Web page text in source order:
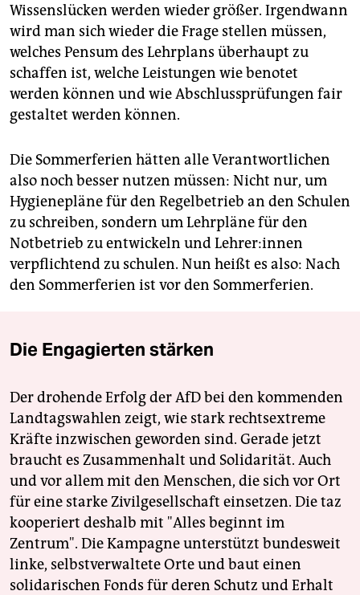
Wissenslücken werden wieder größer. Irgendwann
wird man sich wieder die Frage stellen müssen,
welches Pensum des Lehrplans überhaupt zu
schaffen ist, welche Leistungen wie benotet
werden können und wie Abschlussprüfungen fair
gestaltet werden können.
Die Sommerferien hätten alle Verantwortlichen
also noch besser nutzen müssen: Nicht nur, um
Hygienepläne für den Regelbetrieb an den Schulen
zu schreiben, sondern um Lehrpläne für den
Notbetrieb zu entwickeln und Lehrer:innen
verpflichtend zu schulen. Nun heißt es also: Nach
den Sommerferien ist vor den Sommerferien.
Die Engagierten stärken
Der drohende Erfolg der AfD bei den kommenden
Landtagswahlen zeigt, wie stark rechtsextreme
Kräfte inzwischen geworden sind. Gerade jetzt
braucht es Zusammenhalt und Solidarität. Auch
und vor allem mit den Menschen, die sich vor Ort
für eine starke Zivilgesellschaft einsetzen. Die taz
kooperiert deshalb mit "Alles beginnt im
Zentrum". Die Kampagne unterstützt bundesweit
linke, selbstverwaltete Orte und baut einen
solidarischen Fonds für deren Schutz und Erhalt